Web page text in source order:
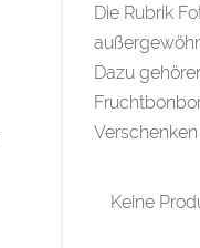
Die Rubrik
Dazu
Keine